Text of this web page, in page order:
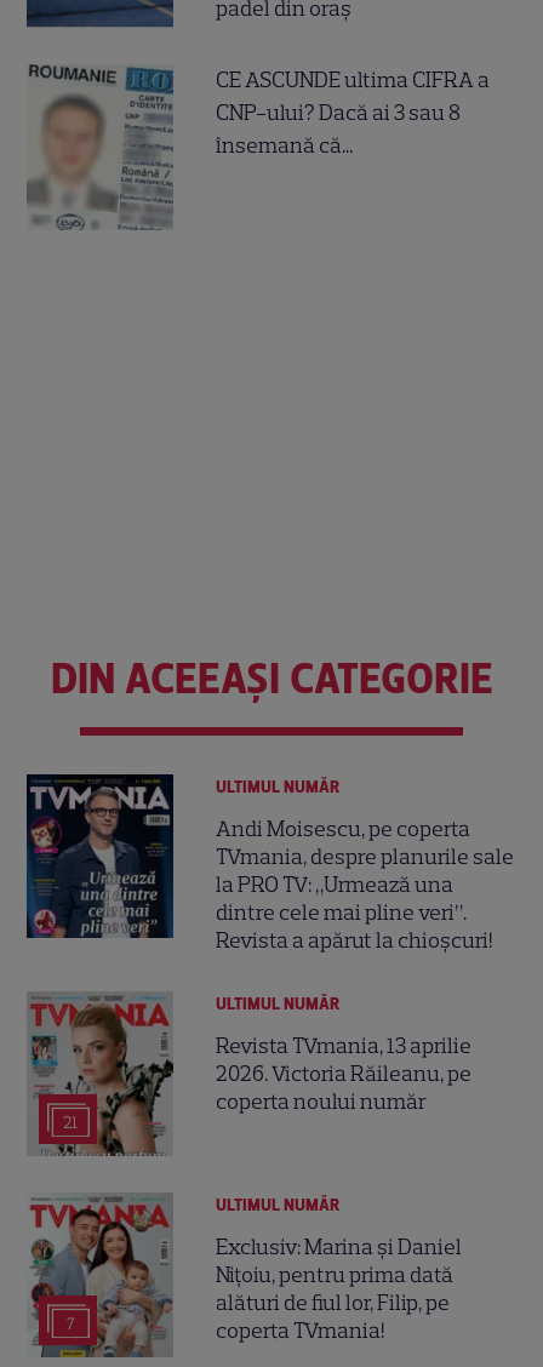
padel din oraș
CE ASCUNDE ultima CIFRA a
CNP-ului? Dacă ai 3 sau 8
însemană că...
DIN ACEEAȘI CATEGORIE
ULTIMUL NUMĂR
Andi Moisescu, pe coperta
TVmania, despre planurile sale
la PRO TV: „Urmează una
dintre cele mai pline veri”.
Revista a apărut la chioșcuri!
21
ULTIMUL NUMĂR
Revista TVmania, 13 aprilie
2026. Victoria Răileanu, pe
coperta noului număr
7
ULTIMUL NUMĂR
Exclusiv: Marina și Daniel
Nițoiu, pentru prima dată
alături de fiul lor, Filip, pe
coperta TVmania!